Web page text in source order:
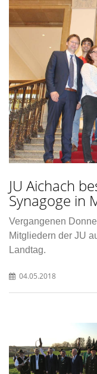
JU Aichach
Synagoge in
Vergangenen
Mitgliedern der JU
Landtag.
04.05.2018